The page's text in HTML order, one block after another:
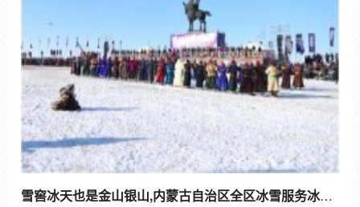
雪窖冰天也是金山银山,内蒙古自治区全区冰雪服务冰雪经济渐次破冰